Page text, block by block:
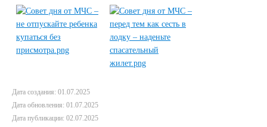
Дата создания: 01.07.2025
Дата обновления: 01.07.2025
Дата публикации: 02.07.2025